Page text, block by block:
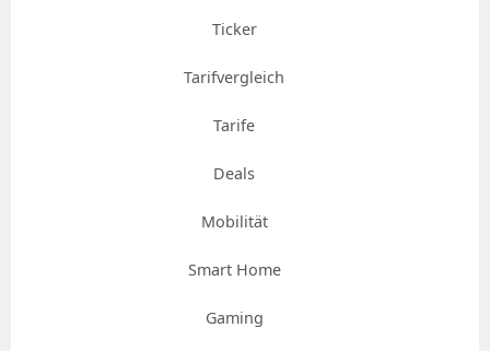
Ticker
Tarifvergleich
Tarife
Deals
Mobilität
Smart Home
Gaming